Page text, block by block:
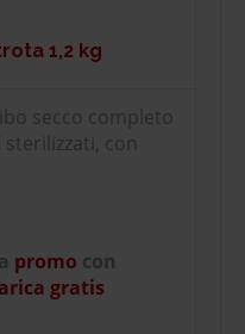
1,2 kg
secco completo
con
promo con
gratis